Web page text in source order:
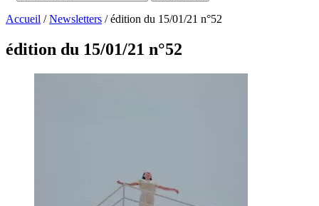
Accueil /Newsletters /édition du 15/01/21 n°52
édition du 15/01/21 n°52